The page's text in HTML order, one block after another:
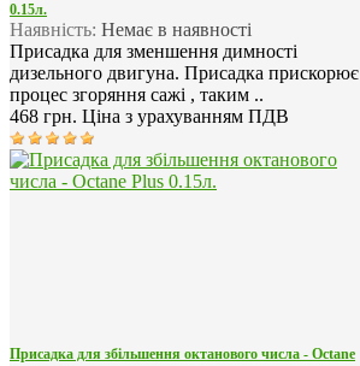
0.15л.
Наявність: Немає в наявності
Присадка для зменшення димності
дизельного двигуна. Присадка прискорює
процес згоряння сажі , таким ..
468 грн. Ціна з урахуванням ПДВ
Присадка для збільшення октанового числа - Octane